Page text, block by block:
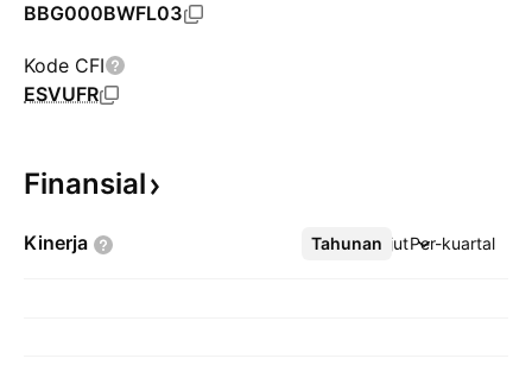
BBG000BWFL03
Kode CFI
ESVUFR
Finansial
Kinerja Tahunan Per-kuartal
Lebih lanjut